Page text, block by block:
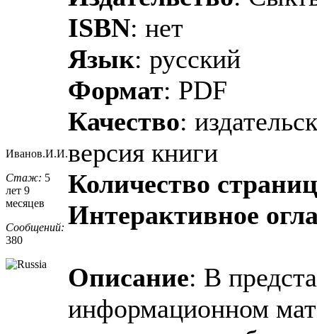
Иванов.И.И.
Стаж: 5
лет 9
месяцев
Сообщений:
380
ISBN: нет
Язык: русский
Формат: PDF
Качество:
версия книги
Количество страниц
Интерактивное
Описание: В
информационном